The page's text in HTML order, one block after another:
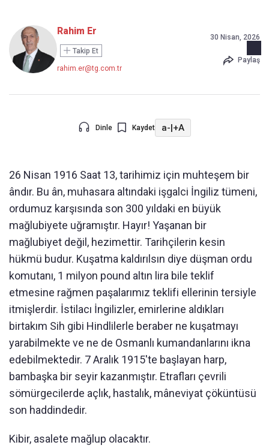
Rahim Er
Takip Et
rahim.er@tg.com.tr
30 Nisan, 2026
Paylaş
Dinle Kaydet a-|+A
26 Nisan 1916 Saat 13, tarihimiz için muhteşem bir
ândır. Bu ân, muhasara altındaki işgalci İngiliz tümeni,
ordumuz karşısında son 300 yıldaki en büyük
mağlubiyete uğramıştır. Hayır! Yaşanan bir
mağlubiyet değil, hezimettir. Tarihçilerin kesin
hükmü budur. Kuşatma kaldırılsın diye düşman ordu
komutanı, 1 milyon pound altın lira bile teklif
etmesine rağmen paşalarımız teklifi ellerinin tersiyle
itmişlerdir. İstilacı İngilizler, emirlerine aldıkları
birtakım Sih gibi Hindlilerle beraber ne kuşatmayı
yarabilmekte ve ne de Osmanlı kumandanlarını ikna
edebilmektedir. 7 Aralık 1915'te başlayan harp,
bambaşka bir seyir kazanmıştır. Etrafları çevrili
sömürgecilerde açlık, hastalık, mâneviyat çöküntüsü
son haddindedir.
Kibir, asalete mağlup olacaktır.